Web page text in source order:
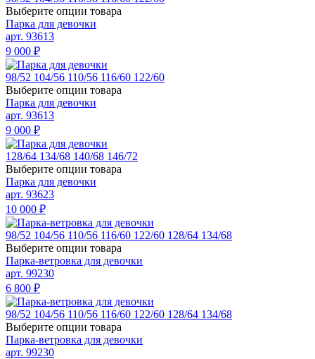
Выберите опции товара
Парка для девочки
арт. 93613
9 000 ₽
98/52 104/56 110/56 116/60 122/60
Выберите опции товара
Парка для девочки
арт. 93613
9 000 ₽
128/64 134/68 140/68 146/72
Выберите опции товара
Парка для девочки
арт. 93623
10 000 ₽
98/52 104/56 110/56 116/60 122/60 128/64 134/68
Выберите опции товара
Парка-ветровка для девочки
арт. 99230
6 800 ₽
98/52 104/56 110/56 116/60 122/60 128/64 134/68
Выберите опции товара
Парка-ветровка для девочки
арт. 99230